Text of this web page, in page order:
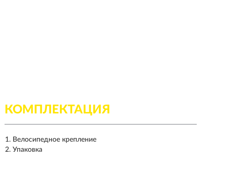
КОМПЛЕКТАЦИЯ
Велосипедное крепление
Упаковка